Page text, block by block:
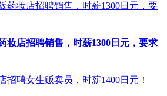
妆店招聘销售，时薪1300日元，要求